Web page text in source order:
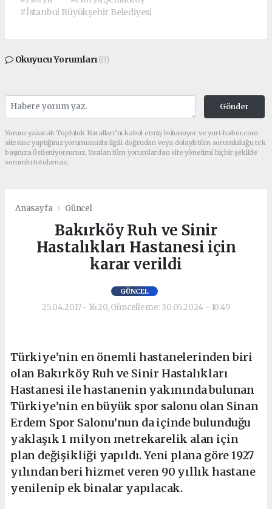
#İstanbul Büyükşehir Belediyesi
Okuyucu Yorumları(0)
Gönder
Yorum yazarak Topluluk Kuralları’nı kabul etmiş bulunuyor ve yurt-haber.com
sitesine yaptığınız yorumunuzla ilgili doğrudan veya dolaylı tüm sorumluluğu tek
başınıza üstleniyorsunuz. Yazılan tüm yorumlardan site yönetimi hiçbir şekilde
sorumlu tutulamaz.
Anasayfa Güncel
Bakırköy Ruh ve Sinir
Hastalıkları Hastanesi için
karar verildi
GÜNCEL
25.04.2017 - 16:20, Güncelleme: 30.05.2024 - 10:49
Türkiye’nin en önemli hastanelerinden biri
olan Bakırköy Ruh ve Sinir Hastalıkları
Hastanesi ile hastanenin yakınında bulunan
Türkiye’nin en büyük spor salonu olan Sinan
Erdem Spor Salonu’nun da içinde bulunduğu
yaklaşık 1 milyon metrekarelik alan için
plan değişikliği yapıldı. Yeni plana göre 1927
yılından beri hizmet veren 90 yıllık hastane
yenilenip ek binalar yapılacak.